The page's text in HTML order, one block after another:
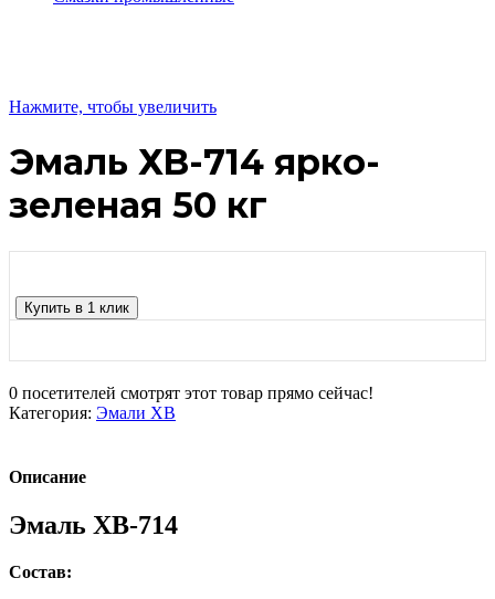
Нажмите, чтобы увеличить
Эмаль ХВ-714 ярко-
зеленая 50 кг
Купить в 1 клик
0 посетителей смотрят этот товар прямо сейчас!
Категория: Эмали ХВ
Описание
Эмаль ХВ-714
Состав: